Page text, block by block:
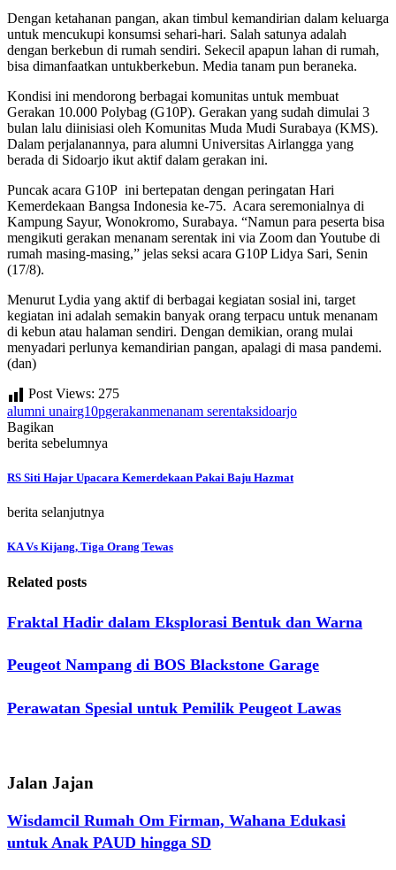
Dengan ketahanan pangan, akan timbul kemandirian dalam keluarga
untuk mencukupi konsumsi sehari-hari. Salah satunya adalah
dengan berkebun di rumah sendiri. Sekecil apapun lahan di rumah,
bisa dimanfaatkan untukberkebun. Media tanam pun beraneka.
Kondisi ini mendorong berbagai komunitas untuk membuat
Gerakan 10.000 Polybag (G10P). Gerakan yang sudah dimulai 3
bulan lalu diinisiasi oleh Komunitas Muda Mudi Surabaya (KMS).
Dalam perjalanannya, para alumni Universitas Airlangga yang
berada di Sidoarjo ikut aktif dalam gerakan ini.
Puncak acara G10P ini bertepatan dengan peringatan Hari
Kemerdekaan Bangsa Indonesia ke-75. Acara seremonialnya di
Kampung Sayur, Wonokromo, Surabaya. “Namun para peserta bisa
mengikuti gerakan menanam serentak ini via Zoom dan Youtube di
rumah masing-masing,” jelas seksi acara G10P Lidya Sari, Senin
(17/8).
Menurut Lydia yang aktif di berbagai kegiatan sosial ini, target
kegiatan ini adalah semakin banyak orang terpacu untuk menanam
di kebun atau halaman sendiri. Dengan demikian, orang mulai
menyadari perlunya kemandirian pangan, apalagi di masa pandemi.
(dan)
Post Views: 275
alumni unairg10pgerakanmenanam serentaksidoarjo
Bagikan
berita sebelumnya
RS Siti Hajar Upacara Kemerdekaan Pakai Baju Hazmat
berita selanjutnya
KA Vs Kijang, Tiga Orang Tewas
Related posts
Fraktal Hadir dalam Eksplorasi Bentuk dan Warna
Peugeot Nampang di BOS Blackstone Garage
Perawatan Spesial untuk Pemilik Peugeot Lawas
Jalan Jajan
Wisdamcil Rumah Om Firman, Wahana Edukasi
untuk Anak PAUD hingga SD